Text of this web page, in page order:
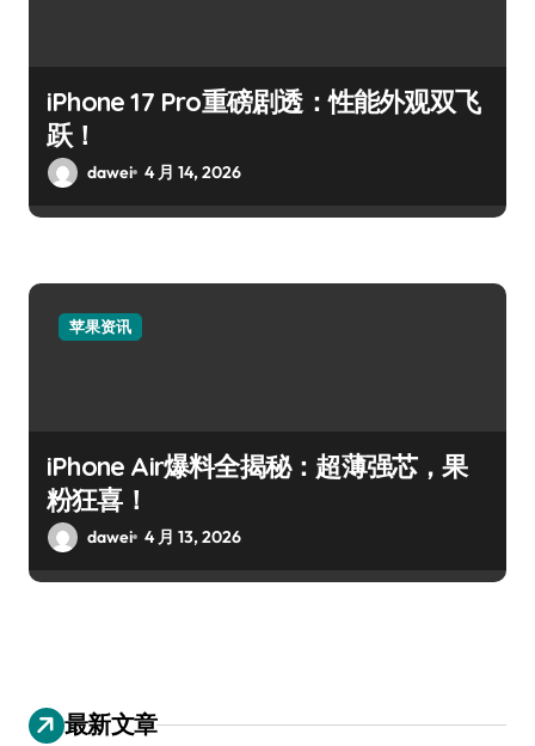
iPhone 17 Pro重磅剧透：性能外观双飞
跃！
dawei 4 月 14, 2026
苹果资讯
iPhone Air爆料全揭秘：超薄强芯，果
粉狂喜！
dawei 4 月 13, 2026
最新文章